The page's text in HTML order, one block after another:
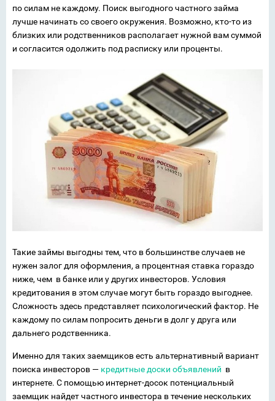
по силам не каждому. Поиск выгодного частного займа
лучше начинать со своего окружения. Возможно, кто-то из
близких или родственников располагает нужной вам суммой
и согласится одолжить под расписку или проценты.
Такие займы выгодны тем, что в большинстве случаев не
нужен залог для оформления, а процентная ставка гораздо
ниже, чем в банке или у других инвесторов. Условия
кредитования в этом случае могут быть гораздо выгоднее.
Сложность здесь представляет психологический фактор. Не
каждому по силам попросить деньги в долг у друга или
дальнего родственника.
Именно для таких заемщиков есть альтернативный вариант
поиска инвесторов — кредитные доски объявлений в
интернете. С помощью интернет-досок потенциальный
заемщик найдет частного инвестора в течение нескольких